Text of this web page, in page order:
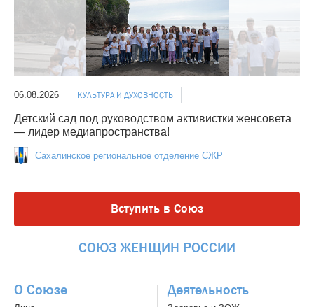
06.08.2026 КУЛЬТУРА И ДУХОВНОСТЬ
Детский сад под руководством активистки женсовета
— лидер медиапространства!
Сахалинское региональное отделение СЖР
Вступить в Союз
СОЮЗ ЖЕНЩИН РОССИИ
О Союзе Деятельность